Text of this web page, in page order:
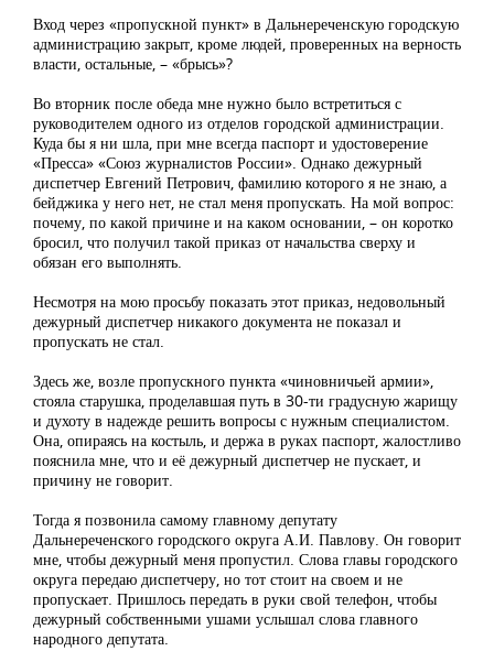
Вход через «пропускной пункт» в Дальнереченскую городскую
администрацию закрыт, кроме людей, проверенных на верность
власти, остальные, – «брысь»?
Во вторник после обеда мне нужно было встретиться с
руководителем одного из отделов городской администрации.
Куда бы я ни шла, при мне всегда паспорт и удостоверение
«Пресса» «Союз журналистов России». Однако дежурный
диспетчер Евгений Петрович, фамилию которого я не знаю, а
бейджика у него нет, не стал меня пропускать. На мой вопрос:
почему, по какой причине и на каком основании, – он коротко
бросил, что получил такой приказ от начальства сверху и
обязан его выполнять.
Несмотря на мою просьбу показать этот приказ, недовольный
дежурный диспетчер никакого документа не показал и
пропускать не стал.
Здесь же, возле пропускного пункта «чиновничьей армии»,
стояла старушка, проделавшая путь в 30-ти градусную жарищу
и духоту в надежде решить вопросы с нужным специалистом.
Она, опираясь на костыль, и держа в руках паспорт, жалостливо
пояснила мне, что и её дежурный диспетчер не пускает, и
причину не говорит.
Тогда я позвонила самому главному депутату
Дальнереченского городского округа А.И. Павлову. Он говорит
мне, чтобы дежурный меня пропустил. Слова главы городского
округа передаю диспетчеру, но тот стоит на своем и не
пропускает. Пришлось передать в руки свой телефон, чтобы
дежурный собственными ушами услышал слова главного
народного депутата.